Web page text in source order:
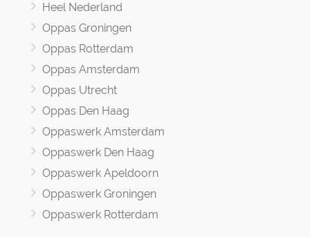
Heel Nederland
Oppas Groningen
Oppas Rotterdam
Oppas Amsterdam
Oppas Utrecht
Oppas Den Haag
Oppaswerk Amsterdam
Oppaswerk Den Haag
Oppaswerk Apeldoorn
Oppaswerk Groningen
Oppaswerk Rotterdam